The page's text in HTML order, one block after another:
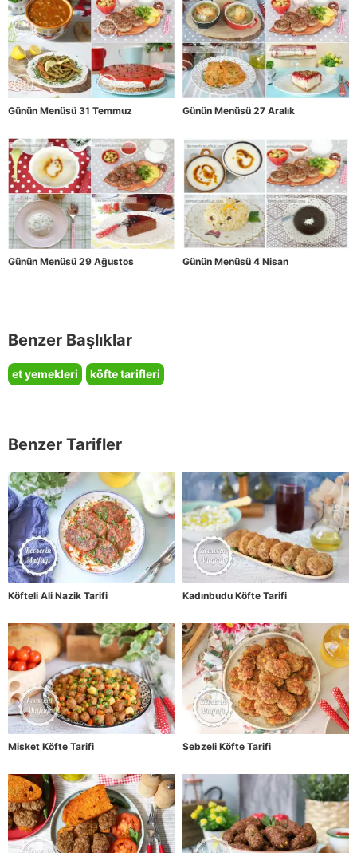
Günün Menüsü 31 Temmuz Günün Menüsü 27 Aralık
Günün Menüsü 29 Ağustos Günün Menüsü 4 Nisan
Benzer Başlıklar
et yemekleri köfte tarifleri
Benzer Tarifler
Köfteli Ali Nazik Tarifi Kadınbudu Köfte Tarifi
Misket Köfte Tarifi Sebzeli Köfte Tarifi